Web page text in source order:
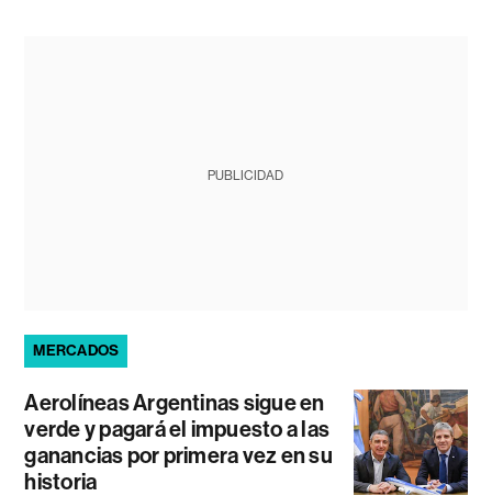
PUBLICIDAD
MERCADOS
Aerolíneas Argentinas sigue en
verde y pagará el impuesto a las
ganancias por primera vez en su
historia